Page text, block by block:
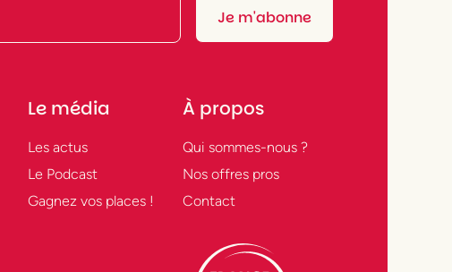
Le média
Les actus
Le Podcast
Gagnez vos places !
À propos
Qui sommes-nous ?
Nos offres pros
Contact